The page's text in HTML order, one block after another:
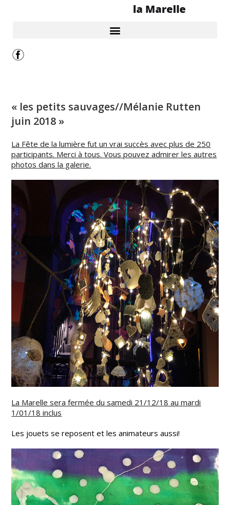
« les petits sauvages//Mélanie Rutten
juin 2018 »
La Fête de la lumière fut un vrai succès avec plus de 250
participants. Merci à tous. Vous pouvez admirer les autres
photos dans la galerie.
La Marelle sera fermée du samedi 21/12/18 au mardi
1/01/18 inclus
Les jouets se reposent et les animateurs aussi!